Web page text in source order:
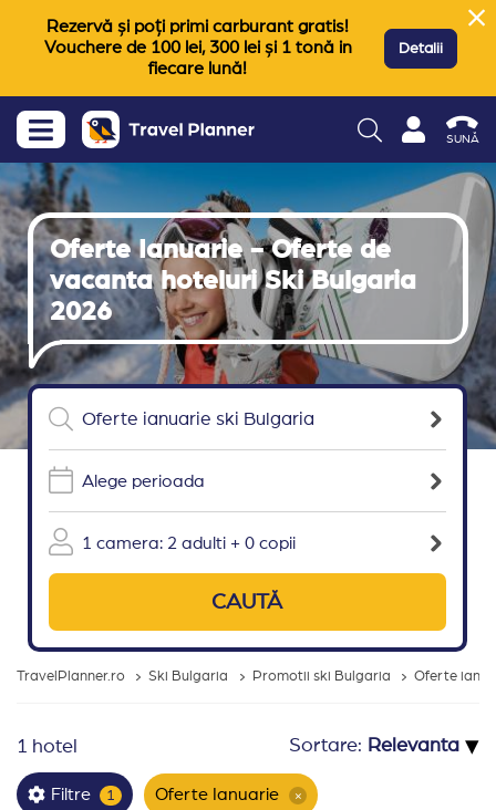
Rezervă și poți primi carburant gratis!
Vouchere de 100 lei, 300 lei și 1 tonă in
fiecare lună!
Detalii
SUNĂ
Oferte Ianuarie - Oferte de
vacanta hoteluri Ski Bulgaria
2026
Alege perioada
1 camera: 2 adulti + 0 copii
CAUTĂ
TravelPlanner.ro Ski Bulgaria Promotii ski Bulgaria Oferte
1 hotel Sortare: ▾
Filtre 1 Oferte Ianuarie ×